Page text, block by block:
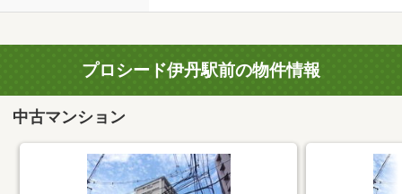
プロシード伊丹駅前の物件情報
中古マンション